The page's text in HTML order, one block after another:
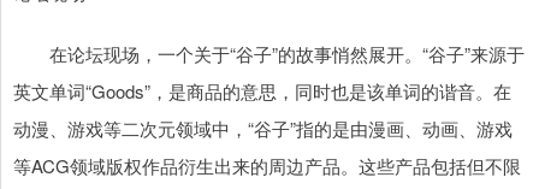
在论坛现场，一个关于“谷子”的故事悄然展开。“谷子”来源于
英文单词“Goods”，是商品的意思，同时也是该单词的谐音。在
动漫、游戏等二次元领域中，“谷子”指的是由漫画、动画、游戏
等ACG领域版权作品衍生出来的周边产品。这些产品包括但不限